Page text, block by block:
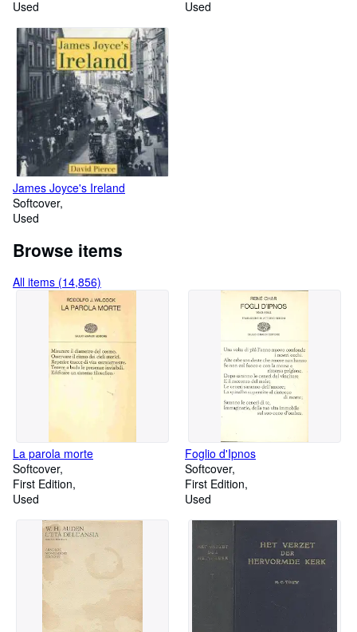
latini di uso quotidiano in ordine
indicate, schiarimenti e la
traduzione italiana
Used
Used
James Joyce's Ireland
Softcover
Used
Browse items
All items (14,856)
La parola morte
Softcover
First Edition
Used
Foglio d'Ipnos
Softcover
First Edition
Used